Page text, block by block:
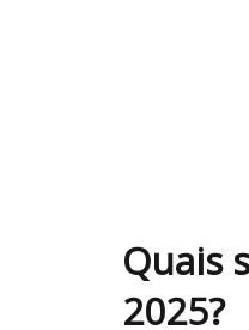
Quais
2025?